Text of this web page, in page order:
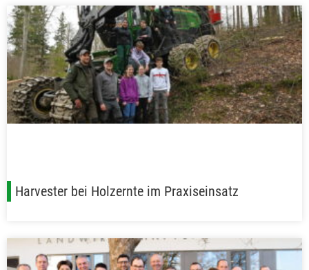
Harvester bei Holzernte im Praxiseinsatz